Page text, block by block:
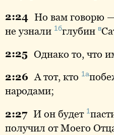
2:24 Но вам говорю
не узнали 1бглубин в
2:25 Однако то, что
2:26 А тот, кто 1а
народами;
2:27 И он будет 1
получил от Моего